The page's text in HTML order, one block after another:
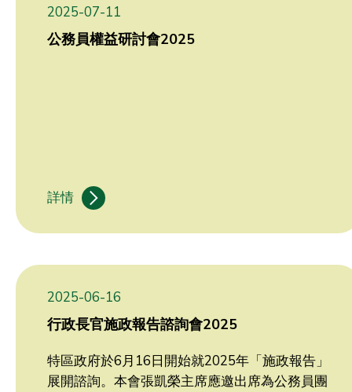
2025-07-11
公務員權益研討會2025
詳情
2025-06-16
行政長官施政報告諮詢會2025
特區政府於6月16日開始就2025年「施政報告」
展開諮詢。本會張凱榮主席應邀出席為公務員團